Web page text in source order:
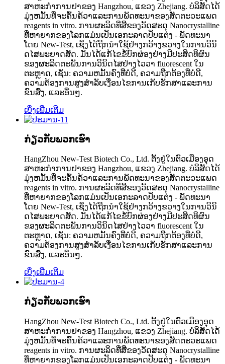
ສາ​ຫະ​ກໍາ​ການ​ຢາ​ຂອງ Hangzhou​, ແຂວງ Zhejiang​. ບໍລິສັດໄດ້
ມຸ່ງຫມັ້ນທີ່ຈະຄົ້ນຄ້ວາແລະການພັດທະນາຂອງສັດຕະວະແພດ
reagents in vitro. ການຜະລິດທີ່ສີ່ຂອງວັດສະດຸ Nanocrystalline
ທີ່ຫາຍາກຂອງໂລກແມ່ນເປັນເອກະລາດປັບແຕ່ງ - ພັດທະນາ
ໂດຍ New-Test, ເຊິ່ງໄດ້ຖືກນໍາໃຊ້ຢ່າງກວ້າງຂວາງໃນການວິນິ
ດໄສພະຍາດສັດ. ມັນໄດ້ແກ້ໄຂຂໍ້ບົກຜ່ອງຢ່າງມີປະສິດທິຜົນ
ຂອງຜະລິດຕະພັນການວິນິດໄສຢ່າງໄວວາ fluorescent ໃນ
ຕະຫຼາດ, ເຊັ່ນ: ຄວາມຫມັ້ນຄົງທີ່ບໍ່ດີ, ຄວາມຖືກຕ້ອງທີ່ບໍ່ດີ,
ຄວາມຕ້ອງການສູງສໍາລັບເງື່ອນໄຂການເກັບຮັກສາແລະການ
ຂົນສົ່ງ, ແລະອື່ນໆ.
ເບິ່ງເພີ່ມເຕີມ
ກ່ຽວກັບພວກເຮົາ
HangZhou New-Test Biotech Co., Ltd. ຕັ້ງ​ຢູ່​ໃນ​ຕົວ​ເມືອງ​ອຸດ​
ສາ​ຫະ​ກໍາ​ການ​ຢາ​ຂອງ Hangzhou​, ແຂວງ Zhejiang​. ບໍລິສັດໄດ້
ມຸ່ງຫມັ້ນທີ່ຈະຄົ້ນຄ້ວາແລະການພັດທະນາຂອງສັດຕະວະແພດ
reagents in vitro. ການຜະລິດທີ່ສີ່ຂອງວັດສະດຸ Nanocrystalline
ທີ່ຫາຍາກຂອງໂລກແມ່ນເປັນເອກະລາດປັບແຕ່ງ - ພັດທະນາ
ໂດຍ New-Test, ເຊິ່ງໄດ້ຖືກນໍາໃຊ້ຢ່າງກວ້າງຂວາງໃນການວິນິ
ດໄສພະຍາດສັດ. ມັນໄດ້ແກ້ໄຂຂໍ້ບົກຜ່ອງຢ່າງມີປະສິດທິຜົນ
ຂອງຜະລິດຕະພັນການວິນິດໄສຢ່າງໄວວາ fluorescent ໃນ
ຕະຫຼາດ, ເຊັ່ນ: ຄວາມຫມັ້ນຄົງທີ່ບໍ່ດີ, ຄວາມຖືກຕ້ອງທີ່ບໍ່ດີ,
ຄວາມຕ້ອງການສູງສໍາລັບເງື່ອນໄຂການເກັບຮັກສາແລະການ
ຂົນສົ່ງ, ແລະອື່ນໆ.
ເບິ່ງເພີ່ມເຕີມ
ກ່ຽວກັບພວກເຮົາ
HangZhou New-Test Biotech Co., Ltd. ຕັ້ງ​ຢູ່​ໃນ​ຕົວ​ເມືອງ​ອຸດ​
ສາ​ຫະ​ກໍາ​ການ​ຢາ​ຂອງ Hangzhou​, ແຂວງ Zhejiang​. ບໍລິສັດໄດ້
ມຸ່ງຫມັ້ນທີ່ຈະຄົ້ນຄ້ວາແລະການພັດທະນາຂອງສັດຕະວະແພດ
reagents in vitro. ການຜະລິດທີ່ສີ່ຂອງວັດສະດຸ Nanocrystalline
ທີ່ຫາຍາກຂອງໂລກແມ່ນເປັນເອກະລາດປັບແຕ່ງ - ພັດທະນາ